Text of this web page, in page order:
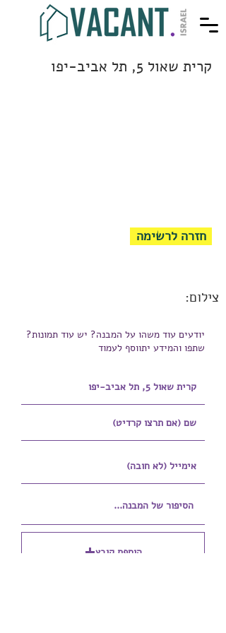
קרית שאול 5, תל אביב-יפו
חזרה לרשימה
צילום:
יודעים עוד משהו על המבנה? יש עוד תמונות?
שתפו והמידע יתווסף לעמוד
הוספת קובץ